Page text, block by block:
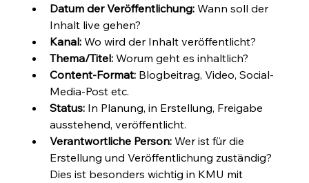
Datum der Veröffentlichung: Wann soll der
Inhalt live gehen?
Kanal: Wo wird der Inhalt veröffentlicht?
Thema/Titel: Worum geht es inhaltlich?
Content-Format: Blogbeitrag, Video, Social-
Media-Post etc.
Status: In Planung, in Erstellung, Freigabe
ausstehend, veröffentlicht.
Verantwortliche Person: Wer ist für die
Erstellung und Veröffentlichung zuständig?
Dies ist besonders wichtig in KMU mit